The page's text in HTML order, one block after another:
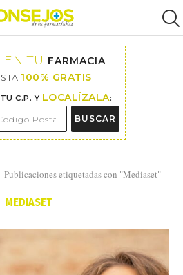
TU FARMACIA
100% GRATIS
C.P. Y LOCALÍZALA:
BUSCAR
Publicaciones etiquetadas con "Mediaset"
MEDIASET